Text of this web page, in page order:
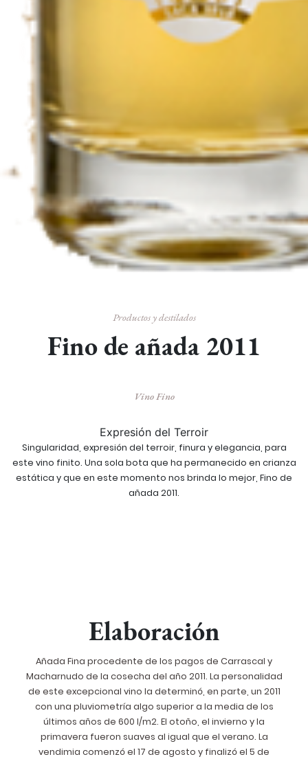
Productos y destilados
Fino de añada 2011
Vino Fino
Expresión del Terroir
Singularidad, expresión del terroir, finura y elegancia, para
este vino finito. Una sola bota que ha permanecido en crianza
estática y que en este momento nos brinda lo mejor, Fino de
añada 2011.
Elaboración
Añada Fina procedente de los pagos de Carrascal y
Macharnudo de la cosecha del año 2011. La personalidad
de este excepcional vino la determinó, en parte, un 2011
con una pluviometría algo superior a la media de los
últimos años de 600 l/m2. El otoño, el invierno y la
primavera fueron suaves al igual que el verano. La
vendimia comenzó el 17 de agosto y finalizó el 5 de